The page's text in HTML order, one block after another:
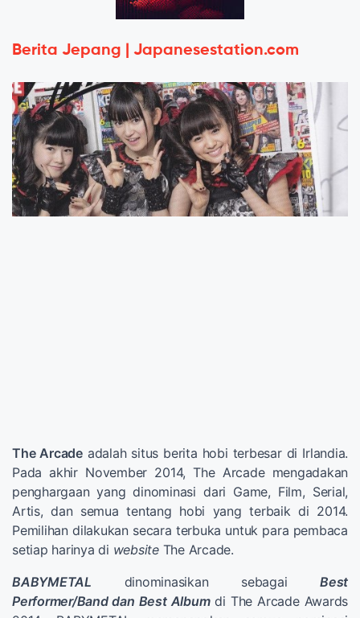
Berita Jepang | Japanesestation.com
The Arcadeadalah situs berita hobi terbesar di Irlandia.
Pada akhir November 2014, The Arcade mengadakan
penghargaan yang dinominasi dari Game, Film, Serial,
Artis, dan semua tentang hobi yang terbaik di 2014.
Pemilihan dilakukan secara terbuka untuk para pembaca
setiap harinya di websiteThe Arcade.
BABYMETAL dinominasikan sebagai Best
Performer/Band dan Best Albumdi The Arcade Awards